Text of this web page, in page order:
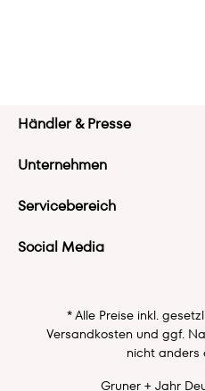
Händler & Presse
Unternehmen
Servicebereich
Social Media
* Alle Preise inkl.
Versandkosten und ggf.
nicht anders
Gruner + Jahr